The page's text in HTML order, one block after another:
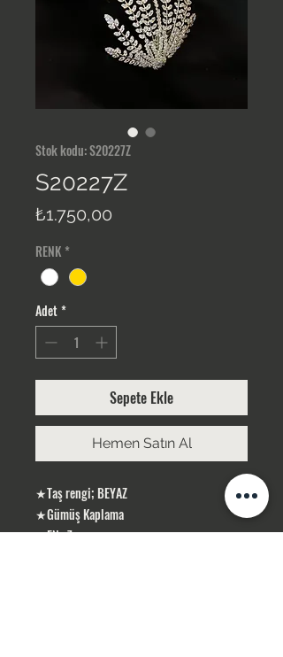
Stok kodu: S20227Z
S20227Z
₺1.750,00
RENK *
Adet*
Sepete Ekle
Hemen Satın Al
★Taş rengi; BEYAZ
★Gümüş Kaplama
★EN : 7 cm